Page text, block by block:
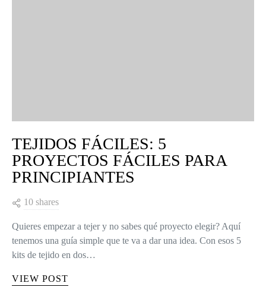
TEJIDOS FÁCILES: 5
PROYECTOS FÁCILES PARA
PRINCIPIANTES
10 shares
Quieres empezar a tejer y no sabes qué proyecto elegir? Aquí
tenemos una guía simple que te va a dar una idea. Con esos 5
kits de tejido en dos…
VIEW POST